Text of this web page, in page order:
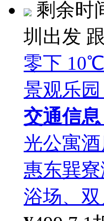
剩余时
圳出发
零下
景观乐
交通信息
光公寓
惠东巽
浴场、